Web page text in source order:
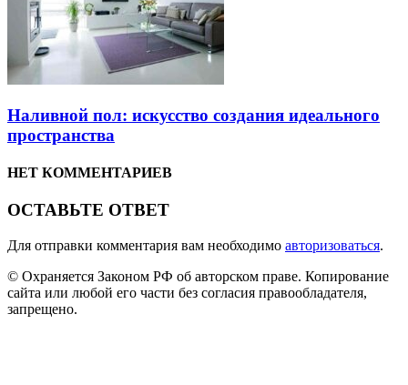
Наливной пол: искусство создания идеального
пространства
НЕТ КОММЕНТАРИЕВ
ОСТАВЬТЕ ОТВЕТ
Для отправки комментария вам необходимо авторизоваться.
© Охраняется Законом РФ об авторском праве. Копирование
сайта или любой его части без согласия правообладателя,
запрещено.